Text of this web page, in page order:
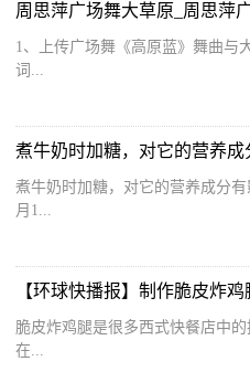
周思萍广场舞大草原_周思萍
1、上传广场舞《高原蓝》舞曲与
词...
煮牛奶时加糖，对它的营养成分
月1...
【环球快播报】制作脆皮炸
脆皮炸鸡腿是很多西式快餐店中
在...